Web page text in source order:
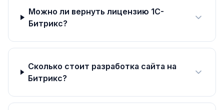
Можно ли вернуть лицензию 1С-
Битрикс?
Сколько стоит разработка сайта на
Битрикс?